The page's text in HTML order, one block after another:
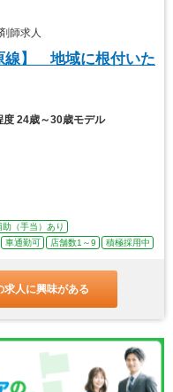
師求人
線】 地域に根付いた
度 24歳～30歳モデル
助（手当）あり
車通勤可 店舗数1～9 積極採用中
求人に興味がある